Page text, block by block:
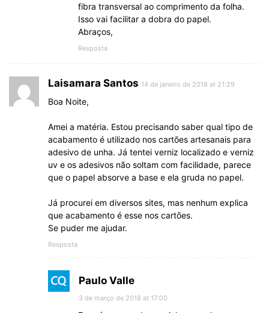
fibra transversal ao comprimento da folha.
Isso vai facilitar a dobra do papel.
Abraços,
Resposta
Laisamara Santos 14 de janeiro de 2018 at 21:29
Boa Noite,
Amei a matéria. Estou precisando saber qual tipo de
acabamento é utilizado nos cartões artesanais para
adesivo de unha. Já tentei verniz localizado e verniz
uv e os adesivos não soltam com facilidade, parece
que o papel absorve a base e ela gruda no papel.
Já procurei em diversos sites, mas nenhum explica
que acabamento é esse nos cartões.
Se puder me ajudar.
Resposta
Paulo Valle
3 de março de 2018 at 17:00